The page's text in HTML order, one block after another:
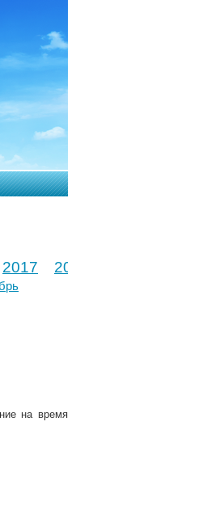
2017 2018
на время